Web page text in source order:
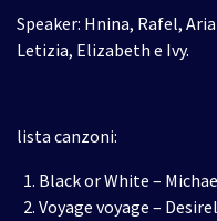
Speaker: Hnina, Rafel,
Letizia, Elizabeth e Ivy.
lista canzoni:
Black or White –
Voyage voyage –